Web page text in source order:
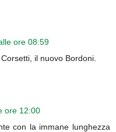
ore 08:59
il nuovo Bordoni.
ore 12:00
con la immane lunghezza